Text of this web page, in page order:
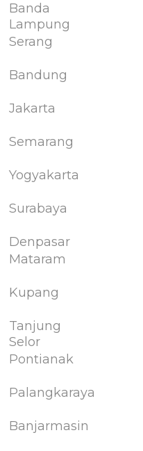
Banda
Lampung
Serang
Bandung
Jakarta
Semarang
Yogyakarta
Surabaya
Denpasar
Mataram
Kupang
Tanjung
Selor
Pontianak
Palangkaraya
Banjarmasin